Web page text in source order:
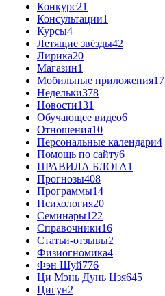
Конкурс21
Консультации1
Курсы4
Летящие звёзды42
Лирика20
Магазин1
Мобильные приложения17
Недельки378
Новости131
Обучающее видео6
Отношения10
Персональные календари4
Помощь по сайту6
ПРАВИЛА БЛОГА1
Прогнозы408
Программы14
Психология20
Семинары122
Справочники16
Статьи-отзывы2
Физиогномика4
Фэн Шуй776
Ци Мэнь Дунь Цзя645
Цигун2